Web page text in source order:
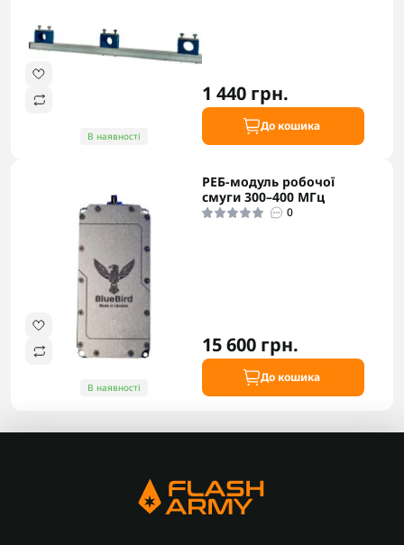
В наявності
1 440 грн.
До кошика
В наявності
РЕБ-модуль робочої
смуги 300–400 МГц
0
15 600 грн.
До кошика